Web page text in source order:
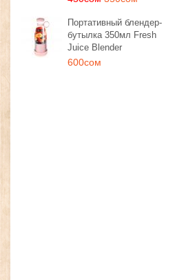
Портативный блендер-
бутылка 350мл Fresh
Juice Blender
600сом